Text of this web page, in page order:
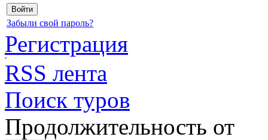
Забыли свой пароль?
Регистрация
RSS лента
Поиск туров
Продолжительность от